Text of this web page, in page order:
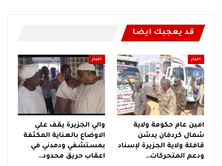
قد يعجبك ايضا
اخبار
امين عام حكومة ولاية
شمال كردفان يدشن
قافلة ولاية الجزيرة لإسناد
ودعم المتحركات…
اخبار
والي الجزيرة يقف علي
الاوضاع بالعناية المكثفة
بمستشفي ودمدني في
اعقاب حريق محدود…